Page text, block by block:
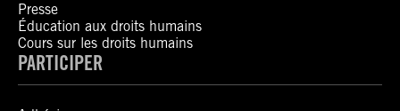
Presse
Éducation aux droits humains
Cours sur les droits humains
PARTICIPER